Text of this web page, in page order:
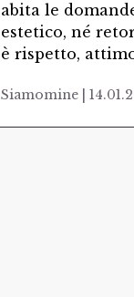
abita le
estetico, né
è rispetto,
Siamomine |